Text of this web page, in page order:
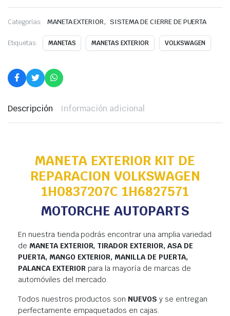
Categorías: MANETA EXTERIOR, SISTEMA DE CIERRE DE PUERTA
Etiquetas: MANETAS MANETAS EXTERIOR VOLKSWAGEN
Descripción Información adicional
MANETA EXTERIOR KIT DE
REPARACION VOLKSWAGEN
1H0837207C 1H6827571
MOTORCHE AUTOPARTS
En nuestra tienda podrás encontrar una amplia variedad
de MANETA EXTERIOR, TIRADOR EXTERIOR, ASA DE
PUERTA, MANGO EXTERIOR, MANILLA DE PUERTA,
PALANCA EXTERIORpara la mayoría de marcas de
automóviles del mercado.
Todos nuestros productos son NUEVOS y se entregan
perfectamente empaquetados en cajas.